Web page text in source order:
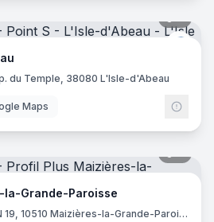
du Temple, 38080 L'Isle-d'Abeau
Maps
la-Grande-Paroisse
ZI la Glacière Nord, RN 19, 10510 Maizières-la-Grande-Paroisse